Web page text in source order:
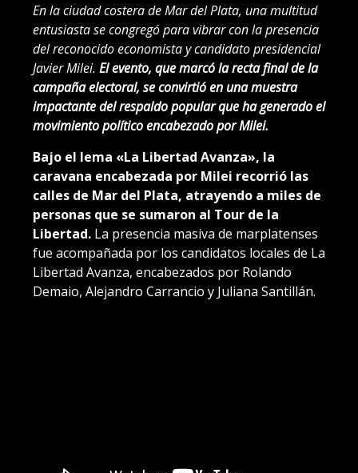
En la ciudad costera de Mar del Plata, una multitud
entusiasta se congregó para vibrar con la presencia
del reconocido economista y candidato presidencial
Javier Milei. El evento, que marcó la recta final de la
campaña electoral, se convirtió en una muestra
impactante del respaldo popular que ha generado el
movimiento político encabezado por Milei.
Bajo el lema «La Libertad Avanza», la
caravana encabezada por Milei recorrió las
calles de Mar del Plata, atrayendo a miles de
personas que se sumaron al Tour de la
Libertad. La presencia masiva de marplatenses
fue acompañada por los candidatos locales de La
Libertad Avanza, encabezados por Rolando
Demaio, Alejandro Carrancio y Juliana Santillán.